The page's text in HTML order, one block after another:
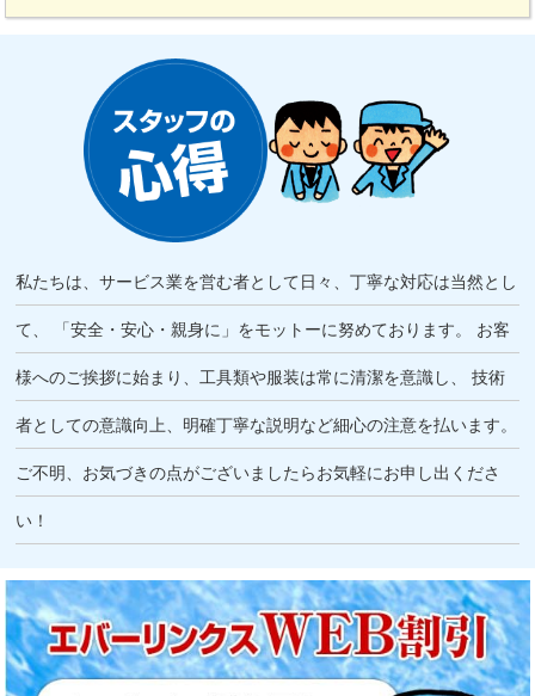
私たちは、サービス業を営む者として日々、丁寧な対応は当然とし
て、 「安全・安心・親身に」をモットーに努めております。 お客
様へのご挨拶に始まり、工具類や服装は常に清潔を意識し、 技術
者としての意識向上、明確丁寧な説明など細心の注意を払います。
ご不明、お気づきの点がございましたらお気軽にお申し出くださ
い！